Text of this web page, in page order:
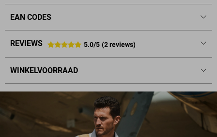
EAN CODES
REVIEWS 5.0/5 (2 reviews)
WINKELVOORRAAD